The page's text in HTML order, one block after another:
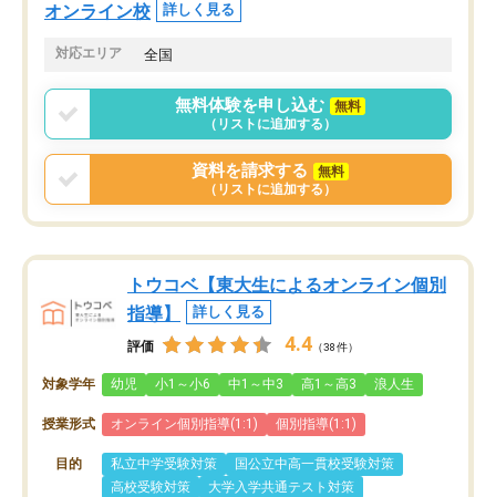
オンライン校 詳しく見る
対応エリア 全国
無料体験を申し込む
無料
（リストに追加する）
資料を請求する
無料
（リストに追加する）
トウコベ【東大生によるオンライン個別
指導】
詳しく見る
評価 4.4 （38件）
対象学年 幼児 小1～小6 中1～中3 高1～高3 浪人生
授業形式 オンライン個別指導(1:1) 個別指導(1:1)
目的 私立中学受験対策
国公立中高一貫校受験対策
高校受験対策
大学入学共通テスト対策